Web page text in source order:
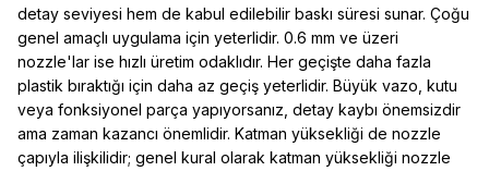
detay seviyesi hem de kabul edilebilir baskı süresi sunar. Çoğu
genel amaçlı uygulama için yeterlidir. 0.6 mm ve üzeri
nozzle'lar ise hızlı üretim odaklıdır. Her geçişte daha fazla
plastik bıraktığı için daha az geçiş yeterlidir. Büyük vazo, kutu
veya fonksiyonel parça yapıyorsanız, detay kaybı önemsizdir
ama zaman kazancı önemlidir. Katman yüksekliği de nozzle
çapıyla ilişkilidir; genel kural olarak katman yüksekliği nozzle